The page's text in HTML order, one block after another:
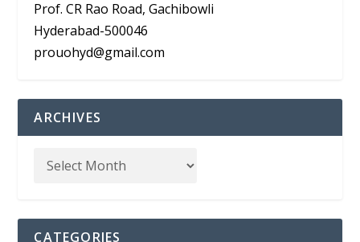
Prof. CR Rao Road, Gachibowli
Hyderabad-500046
prouohyd@gmail.com
ARCHIVES
CATEGORIES